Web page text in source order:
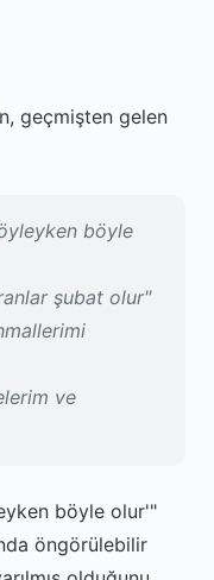
geçmişten gelen
böyle
şubat olur"
ve
böyle olur'"
öngörülebilir